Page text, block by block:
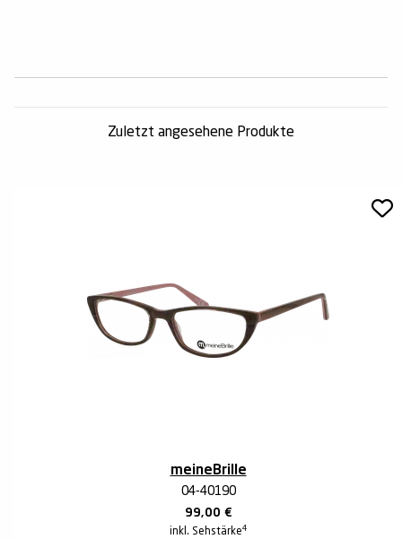
Zuletzt angesehene Produkte
meineBrille
04-40190
99,00 €
inkl. Sehstärke4